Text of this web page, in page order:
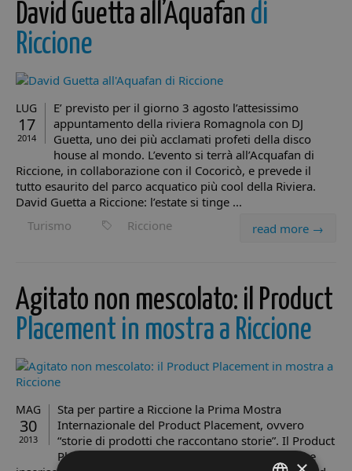
David Guetta all’Aquafan di
Riccione
LUG
17
2014
E’ previsto per il giorno 3 agosto l’attesissimo
appuntamento della riviera Romagnola con DJ
Guetta, uno dei più acclamati profeti della disco
house al mondo. L’evento si terrà all’Acquafan di
Riccione, in collaborazione con il Cocoricò, e prevede il
tutto esaurito del parco acquatico più cool della Riviera.
David Guetta a Riccione: l’estate si tinge ...
read more →
Turismo Riccione
Agitato non mescolato: il Product
Placement in mostra a Riccione
MAG
30
2013
Sta per partire a Riccione la Prima Mostra
Internazionale del Product Placement, ovvero
“storie di prodotti che raccontano storie”. Il Product
Placement è quella forma di comunicazione che